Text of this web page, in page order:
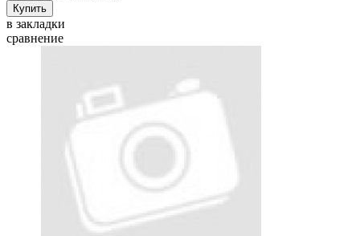
в закладки
сравнение